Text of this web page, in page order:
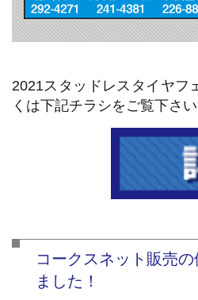
2021スタッドレスタイヤフ
くは下記チラシをご覧下さ
コークスネット販売
ました！